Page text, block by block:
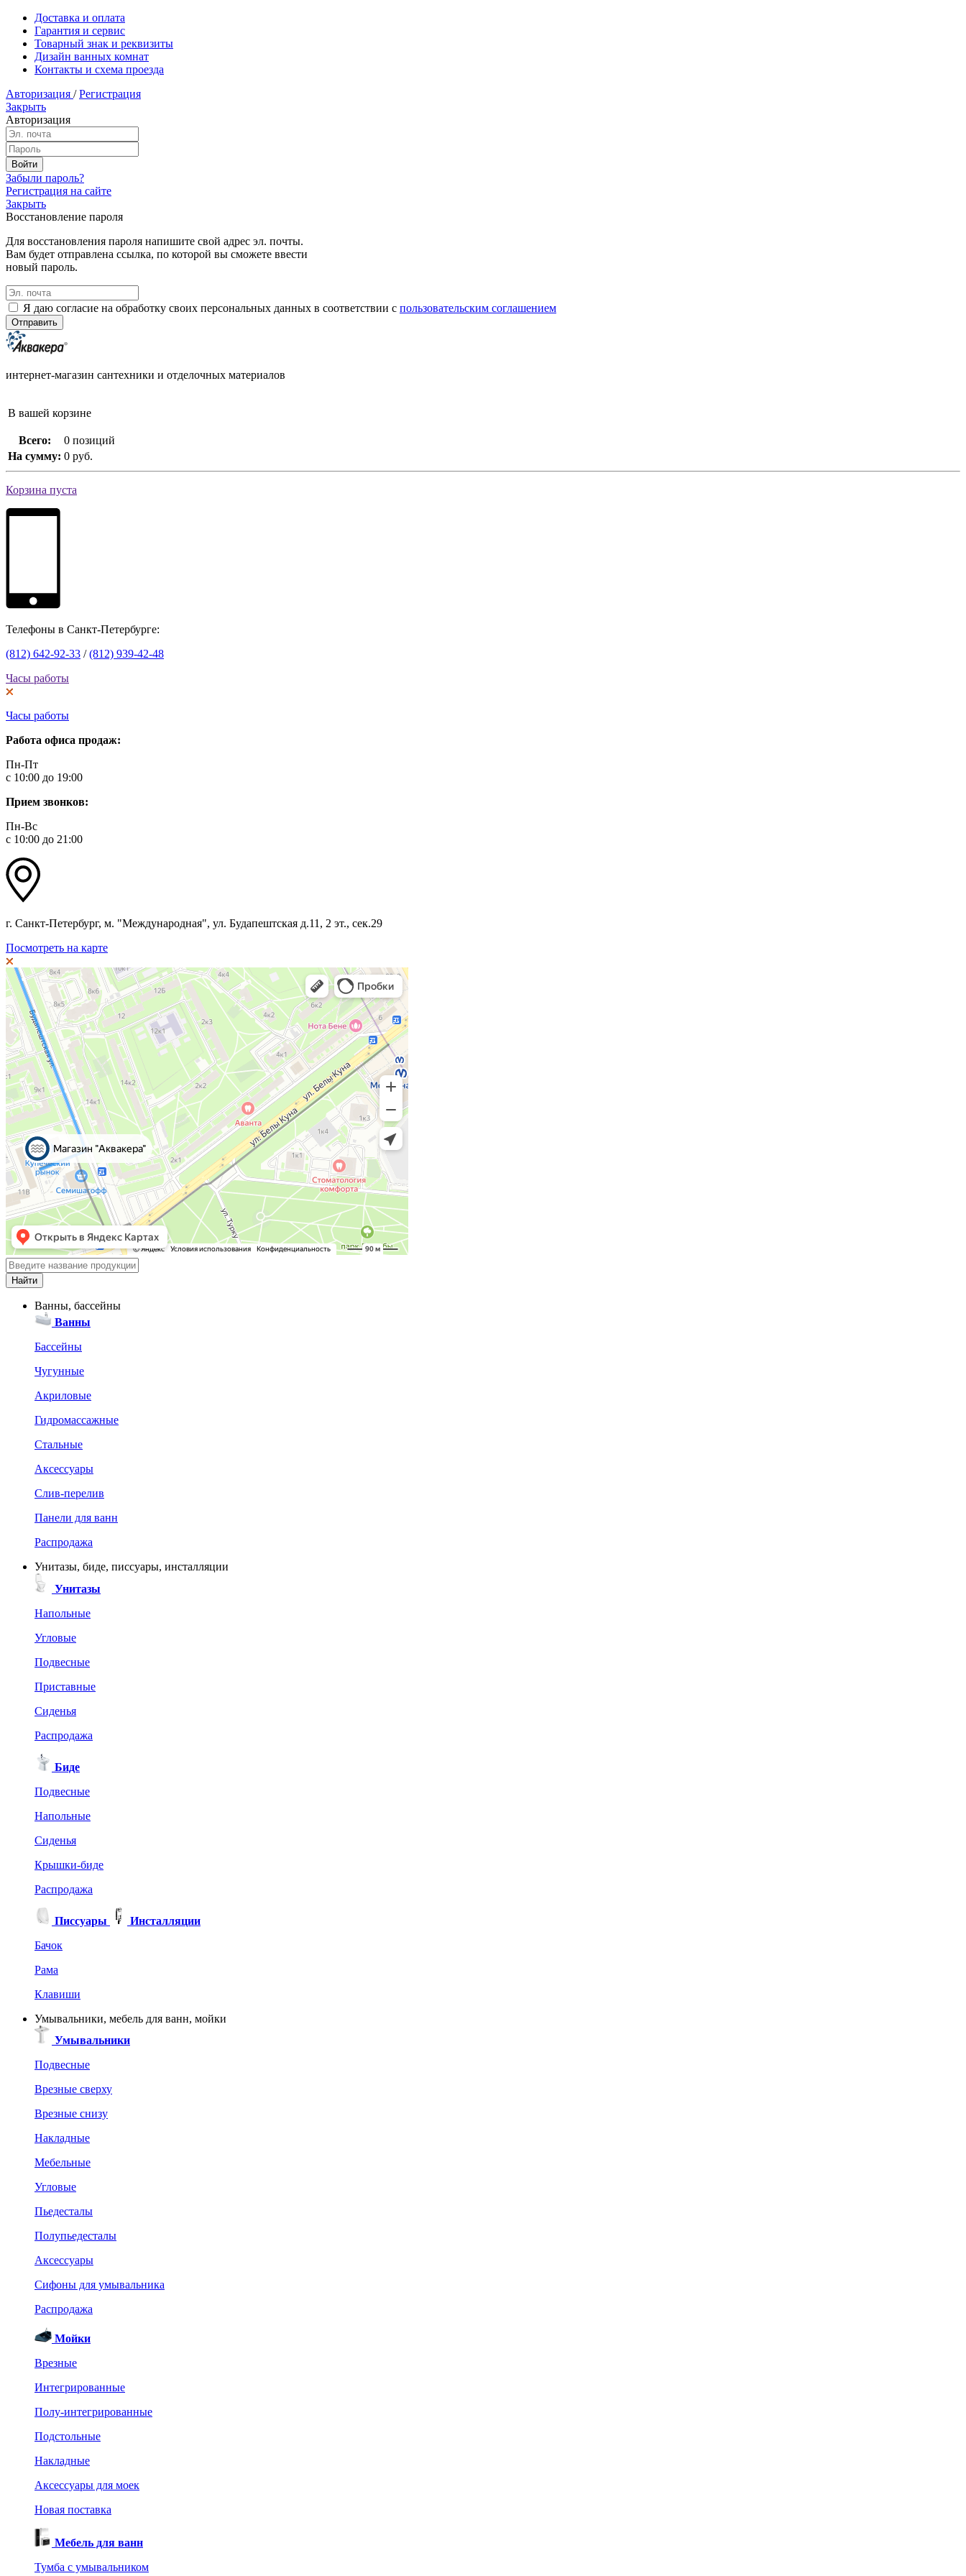
Доставка и оплата
Гарантия и сервис
Товарный знак и реквизиты
Дизайн ванных комнат
Контакты и схема проезда
Авторизация / Регистрация
Закрыть
Авторизация
Забыли пароль?
Регистрация на сайте
Закрыть
Восстановление пароля
Для восстановления пароля напишите свой адрес эл. почты.
Вам будет отправлена ссылка, по которой вы сможете ввести
новый пароль.
Я даю согласие на обработку своих персональных данных в соответствии с пользовательским соглашением
интернет-магазин сантехники и отделочных материалов
В вашей корзине
Всего:
0 позиций
На сумму: 0 руб.
Корзина пуста
Телефоны в Санкт-Петербурге:
(812) 642-92-33 /(812) 939-42-48
Часы работы
Часы работы
Работа офиса продаж:
Пн-Пт
с 10:00 до 19:00
Прием звонков:
Пн-Вс
с 10:00 до 21:00
г. Санкт-Петербург, м. "Международная", ул. Будапештская д.11, 2 эт., сек.29
Посмотреть на карте
Ванны, бассейны
Ванны
Бассейны
Чугунные
Акриловые
Гидромассажные
Стальные
Аксессуары
Слив-перелив
Панели для ванн
Распродажа
Унитазы, биде, писсуары, инсталляции
Унитазы
Напольные
Угловые
Подвесные
Приставные
Сиденья
Распродажа
Биде
Подвесные
Напольные
Сиденья
Крышки-биде
Распродажа
Писсуары
Инсталляции
Бачок
Рама
Клавиши
Умывальники, мебель для ванн, мойки
Умывальники
Подвесные
Врезные сверху
Врезные снизу
Накладные
Мебельные
Угловые
Пьедесталы
Полупьедесталы
Аксессуары
Сифоны для умывальника
Распродажа
Мойки
Врезные
Интегрированные
Полу-интегрированные
Подстольные
Накладные
Аксессуары для моек
Новая поставка
Мебель для ванн
Тумба с умывальником